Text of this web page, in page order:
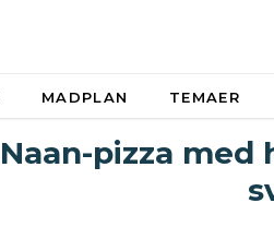
MADPLAN TEMAER
Naan-pizza med